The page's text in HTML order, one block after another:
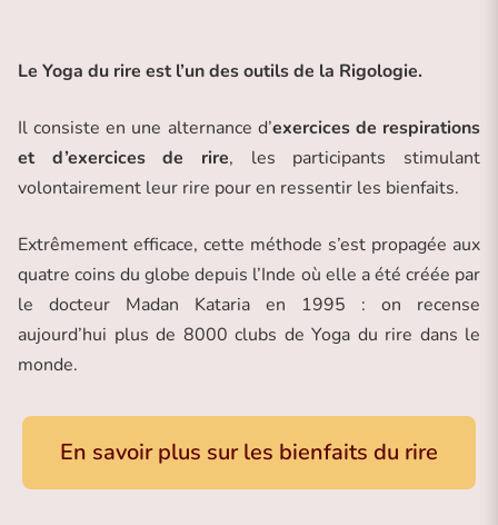
Le Yoga du rire est l’un des outils de la Rigologie.
Il consiste en une alternance d’exercices de respirations
et d’exercices de rire, les participants stimulant
volontairement leur rire pour en ressentir les bienfaits.
Extrêmement efficace, cette méthode s’est propagée aux
quatre coins du globe depuis l’Inde où elle a été créée par
le docteur Madan Kataria en 1995 : on recense
aujourd’hui plus de 8000 clubs de Yoga du rire dans le
monde.
En savoir plus sur les bienfaits du rire